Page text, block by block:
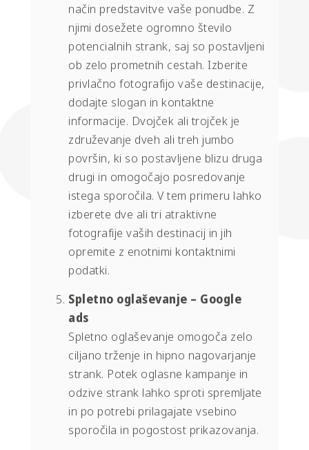
način predstavitve vaše ponudbe. Z
njimi dosežete ogromno število
potencialnih strank, saj so postavljeni
ob zelo prometnih cestah. Izberite
privlačno fotografijo vaše destinacije,
dodajte slogan in kontaktne
informacije. Dvojček ali trojček je
združevanje dveh ali treh jumbo
površin, ki so postavljene blizu druga
drugi in omogočajo posredovanje
istega sporočila. V tem primeru lahko
izberete dve ali tri atraktivne
fotografije vaših destinacij in jih
opremite z enotnimi kontaktnimi
podatki.
Spletno oglaševanje – Google
ads
Spletno oglaševanje omogoča zelo
ciljano trženje in hipno nagovarjanje
strank. Potek oglasne kampanje in
odzive strank lahko sproti spremljate
in po potrebi prilagajate vsebino
sporočila in pogostost prikazovanja.